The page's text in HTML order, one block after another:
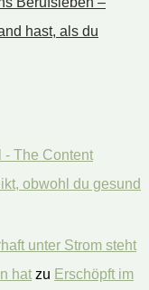
hast, als du
- The Content
obwohl du gesund
unter Strom steht
hat zu Erschöpft im